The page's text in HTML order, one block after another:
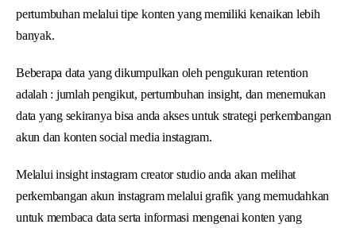
pertumbuhan melalui tipe konten yang memiliki kenaikan lebih
banyak.
Beberapa data yang dikumpulkan oleh pengukuran retention
adalah : jumlah pengikut, pertumbuhan insight, dan menemukan
data yang sekiranya bisa anda akses untuk strategi perkembangan
akun dan konten social media instagram.
Melalui insight instagram creator studio anda akan melihat
perkembangan akun instagram melalui grafik yang memudahkan
untuk membaca data serta informasi mengenai konten yang